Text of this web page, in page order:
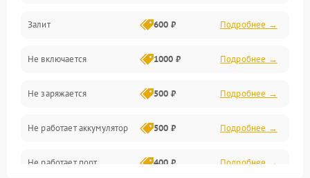
Питание и питание цепей
Проблемы с картами памяти
Объективы
Программные сбои
Коммуникации и интерфейсы
Залит 600 ₽ Подробнее →
Не включается 1000 ₽ Подробнее →
Не заряжается 500 ₽ Подробнее →
Не работает аккумулятор 500 ₽ Подробнее →
Не работает порт 400 ₽ Подробнее →